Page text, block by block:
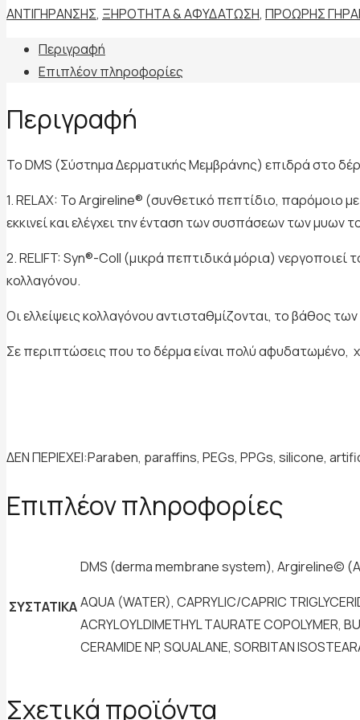
ΑΝΤΙΓΗΡΑΝΣΗΣ, ΞΗΡΟΤΗΤΑ & ΑΦΥΔΑΤΩΣΗ, ΠΡΟΩΡΗΣ
Περιγραφή
Επιπλέον πληροφορίες
Περιγραφή
To DMS (Σύστημα Δερματικής Μεμβράνης) επιδρά στο
1. RELAX: Το Argireline® (συνθετικό πεπτίδιο, παρόμοιο
εκκινεί και ελέγχει την ένταση των συσπάσεων των μυων
2. RELIFT: Syn®-Coll (μικρά πεπτιδικά μόρια)
κολλαγόνου.
Οι ελλείψεις κολλαγόνου αντισταθμίζονται, το βάθος
Σε περιπτώσεις που το δέρμα είναι πολύ
ΔΕΝ ΠΕΡΙΕΧΕΙ:Paraben, paraffins, PEGs, PPGs, silicone,
Επιπλέον πληροφορίες
ΣΥΣΤΑΤΙΚΑ
DMS (derma membrane system), Argireline©
AQUA (WATER), CAPRYLIC/CAPRIC
ACRYLOYLDIMETHYL TAURATE COPOLYMER,
CERAMIDE NP, SQUALANE, SORBITAN
Σχετικά προϊόντα